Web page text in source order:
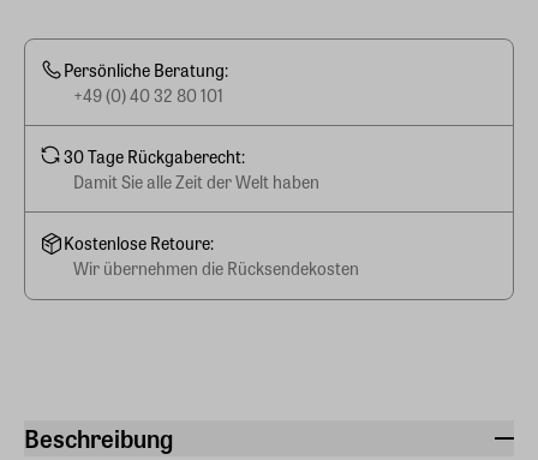
Beschreibung
Persönliche Beratung:
+49 (0) 40 32 80 101
30 Tage Rückgaberecht:
Damit Sie alle Zeit der Welt haben
Kostenlose Retoure:
Wir übernehmen die Rücksendekosten